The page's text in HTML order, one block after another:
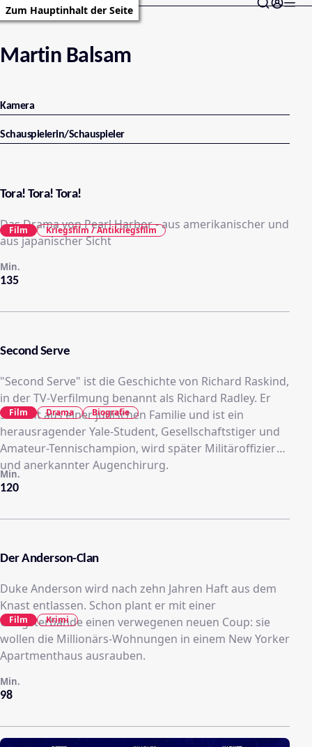
Zum Hauptinhalt der Seite
Martin Balsam
Kamera
Schauspielerin/Schauspieler
Tora! Tora! Tora!
Das Drama von Pearl Harbor - aus amerikanischer und
aus japanischer Sicht
135
Min.
Film Kriegsfilm / Antikriegsfilm
Second Serve
"Second Serve" ist die Geschichte von Richard Raskind,
in der TV-Verfilmung benannt als Richard Radley. Er
stammt aus einer jüdischen Familie und ist ein
herausragender Yale-Student, Gesellschaftstiger und
Amateur-Tennischampion, wird später Militäroffizier
und anerkannter Augenchirurg.
120
Min.
Film Drama Biografie
Der Anderson-Clan
Duke Anderson wird nach zehn Jahren Haft aus dem
Knast entlassen. Schon plant er mit einer
Gangsterbande einen verwegenen neuen Coup: sie
wollen die Millionärs-Wohnungen in einem New Yorker
Apartmenthaus ausrauben.
98
Min.
Film Krimi